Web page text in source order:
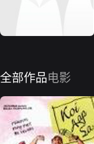
全部作品电影